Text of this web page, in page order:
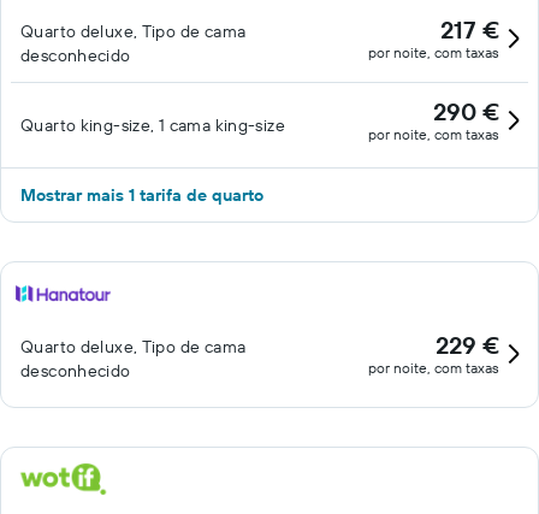
Quarto deluxe, Tipo de cama
desconhecido
217 €
por noite, com taxas
Quarto king-size, 1 cama king-size 290 €
por noite, com taxas
Mostrar mais 1 tarifa de quarto
Quarto deluxe, Tipo de cama
desconhecido
229 €
por noite, com taxas